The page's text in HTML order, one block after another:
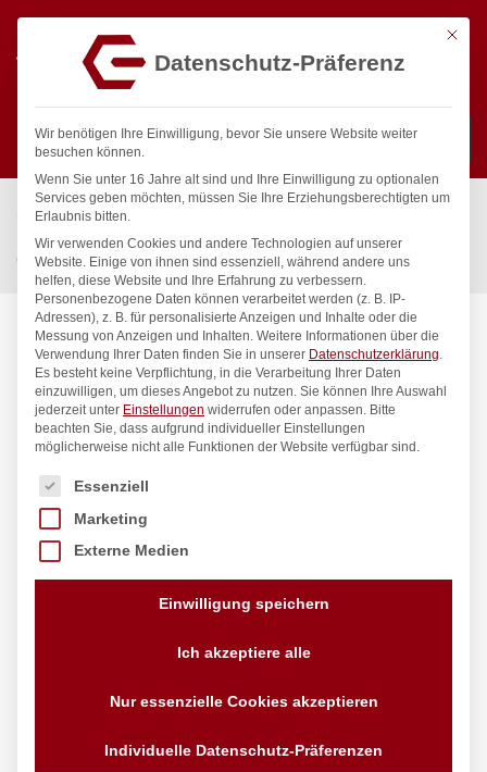
Suchen
Start / Gastronomiebedarf & Gastro Geräte für Profis
Bar & Kaffee
Cocktailzubehör
Cobbler Shaker, 3-teilig, Bar up, 0,75L, ø90x(H)255mm
Mit
Datenschutz-Präferenz
Wir benötigen Ihre Einwilligung, bevor Sie unsere Website weiter
besuchen können.
Wenn Sie unter 16 Jahre alt sind und Ihre Einwilligung zu optionalen
Services geben möchten, müssen Sie Ihre Erziehungsberechtigten um
Erlaubnis bitten.
Wir verwenden Cookies und andere Technologien auf unserer
Website. Einige von ihnen sind essenziell, während andere uns
helfen, diese Website und Ihre Erfahrung zu verbessern.
Personenbezogene Daten können verarbeitet werden (z. B. IP-
Adressen), z. B. für personalisierte Anzeigen und Inhalte oder die
Messung von Anzeigen und Inhalten. Weitere Informationen über die
Verwendung Ihrer Daten finden Sie in unserer Datenschutzerklärung.
Es besteht keine Verpflichtung, in die Verarbeitung Ihrer Daten
einzuwilligen, um dieses Angebot zu nutzen. Sie können Ihre Auswahl
jederzeit unter Einstellungen widerrufen oder anpassen. Bitte
beachten Sie, dass aufgrund individueller Einstellungen
möglicherweise nicht alle Funktionen der Website verfügbar sind.
Es folgt eine Liste der Service-Gruppen, für die eine
Essenziell
Marketing
Externe Medien
Einwilligung speichern
Ich akzeptiere alle
Nur essenzielle Cookies akzeptieren
Individuelle Datenschutz-Präferenzen